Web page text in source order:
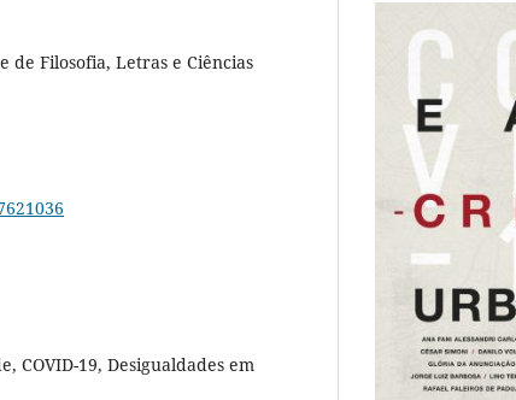
de Filosofia, Letras e Ciências
COVID-19, Desigualdades em